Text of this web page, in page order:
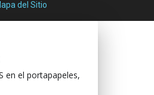
del Sitio
en el portapapeles,